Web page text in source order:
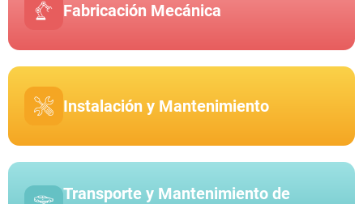
Fabricación Mecánica
Instalación y Mantenimiento
Transporte y Mantenimiento de